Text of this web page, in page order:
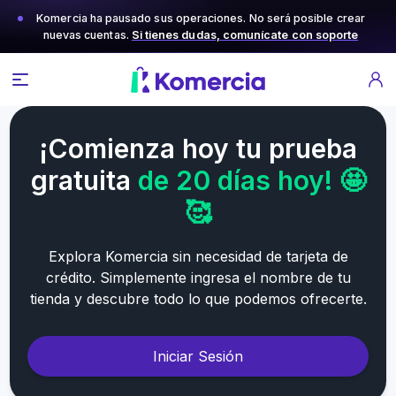
Komercia ha pausado sus operaciones. No será posible crear
nuevas cuentas. Si tienes dudas, comunícate con soporte
¡Comienza hoy tu prueba
gratuita de 20 días hoy! 🤩
🥰
Explora Komercia sin necesidad de tarjeta de
crédito. Simplemente ingresa el nombre de tu
tienda y descubre todo lo que podemos ofrecerte.
Iniciar Sesión